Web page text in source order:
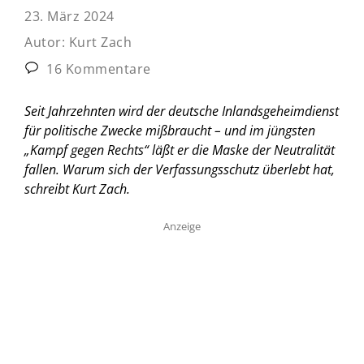
23. März 2024
Autor: Kurt Zach
16 Kommentare
Seit Jahrzehnten wird der deutsche Inlandsgeheimdienst
für politische Zwecke mißbraucht – und im jüngsten
„Kampf gegen Rechts“ läßt er die Maske der Neutralität
fallen. Warum sich der Verfassungsschutz überlebt hat,
schreibt Kurt Zach.
Anzeige